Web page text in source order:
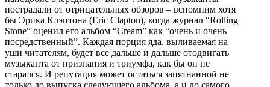
пострадали от отрицательных обзоров – вспомним хотя
бы Эрика Клэптона (Eric Clapton), когда журнал “Rolling
Stone” оценил его альбом “Cream” как “очень и очень
посредственный”. Каждая порция яда, выливаемая на
уши читателям, будет все дальше и дальше отодвигать
музыканта от признания и триумфа, как бы он не
старался. И репутация может остаться запятнанной не
только до выпуска следующего альбома, а и до самого